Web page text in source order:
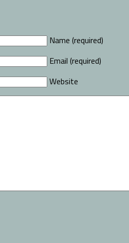
Name (required)
Email (required)
Website